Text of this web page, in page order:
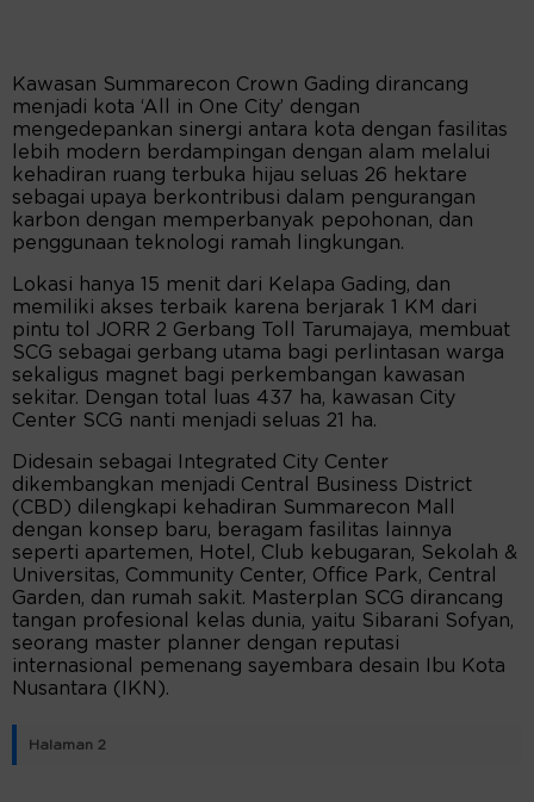
Kawasan Summarecon Crown Gading dirancang
menjadi kota ‘All in One City’ dengan
mengedepankan sinergi antara kota dengan fasilitas
lebih modern berdampingan dengan alam melalui
kehadiran ruang terbuka hijau seluas 26 hektare
sebagai upaya berkontribusi dalam pengurangan
karbon dengan memperbanyak pepohonan, dan
penggunaan teknologi ramah lingkungan.
Lokasi hanya 15 menit dari Kelapa Gading, dan
memiliki akses terbaik karena berjarak 1 KM dari
pintu tol JORR 2 Gerbang Toll Tarumajaya, membuat
SCG sebagai gerbang utama bagi perlintasan warga
sekaligus magnet bagi perkembangan kawasan
sekitar. Dengan total luas 437 ha, kawasan City
Center SCG nanti menjadi seluas 21 ha.
Didesain sebagai Integrated City Center
dikembangkan menjadi Central Business District
(CBD) dilengkapi kehadiran Summarecon Mall
dengan konsep baru, beragam fasilitas lainnya
seperti apartemen, Hotel, Club kebugaran, Sekolah &
Universitas, Community Center, Office Park, Central
Garden, dan rumah sakit. Masterplan SCG dirancang
tangan profesional kelas dunia, yaitu Sibarani Sofyan,
seorang master planner dengan reputasi
internasional pemenang sayembara desain Ibu Kota
Nusantara (IKN).
Halaman 2